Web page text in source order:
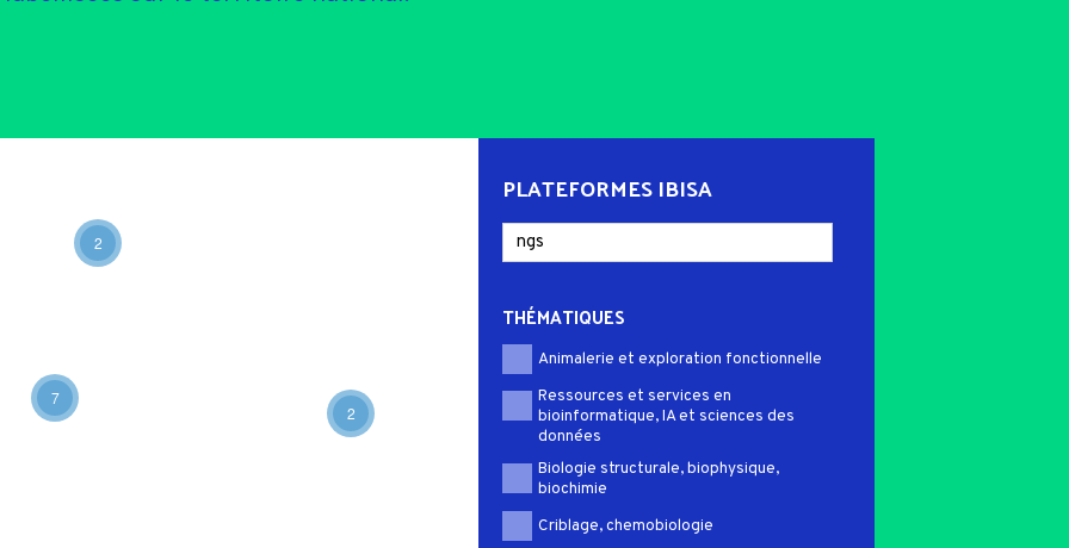
2
2
7
PLATEFORMES IBISA
THÉMATIQUES
Animalerie et exploration fonctionnelle
Ressources et services en
bioinformatique, IA et sciences des
données
Biologie structurale, biophysique,
biochimie
Criblage, chemobiologie